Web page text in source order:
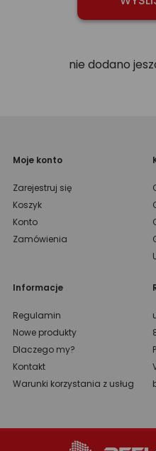
nie dodano
Moje konto
Zarejestruj się
Koszyk
Konto
Zamówienia
Informacje
Regulamin
Nowe produkty
Dlaczego my?
Kontakt
Warunki korzystania z usług